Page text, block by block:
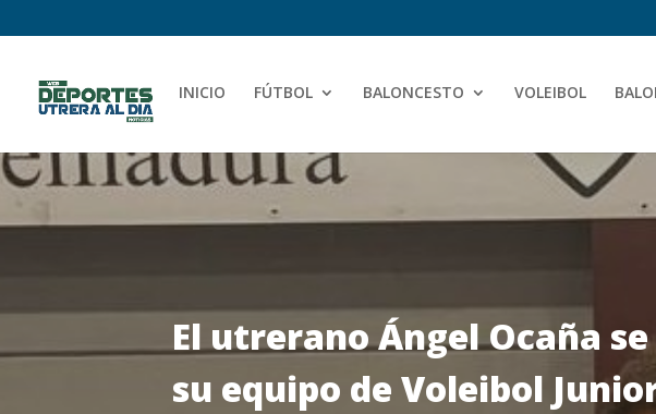
INICIO FÚTBOL BALONCESTO VOLEIBOL
El utrerano Ángel Ocaña
su equipo de Voleibol